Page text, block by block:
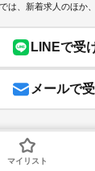
は、新着求人のほか
LINEで受
メールで受
マイリスト